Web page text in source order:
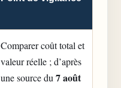
Comparer coût total et
valeur réelle ; d’après
une source du 7 août